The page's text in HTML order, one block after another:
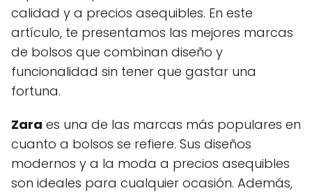
calidad y a precios asequibles. En este
artículo, te presentamos las mejores marcas
de bolsos que combinan diseño y
funcionalidad sin tener que gastar una
fortuna.
Zara es una de las marcas más populares en
cuanto a bolsos se refiere. Sus diseños
modernos y a la moda a precios asequibles
son ideales para cualquier ocasión. Además,